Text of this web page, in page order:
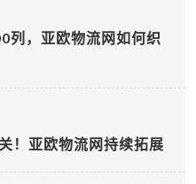
列，亚欧物流网如何织
！亚欧物流网持续拓展